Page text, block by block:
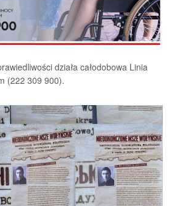
działa całodobowa Linia
(222 309 900).